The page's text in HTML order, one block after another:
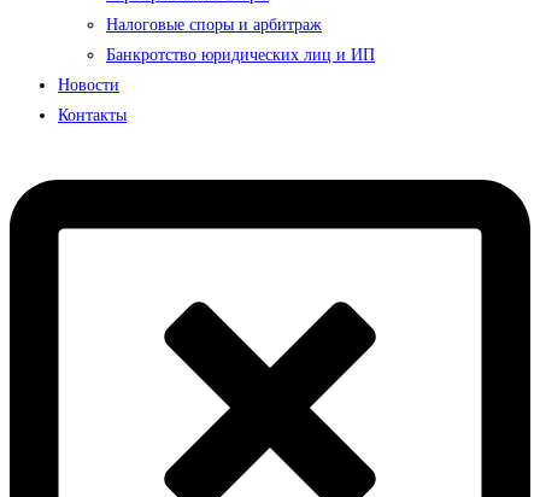
Налоговые споры и арбитраж
Банкротство юридических лиц и ИП
Новости
Контакты